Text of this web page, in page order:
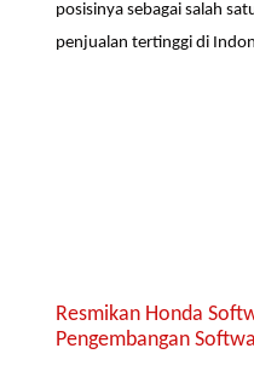
posisinya sebagai salah
penjualan tertinggi di
Resmikan Honda
Pengembangan